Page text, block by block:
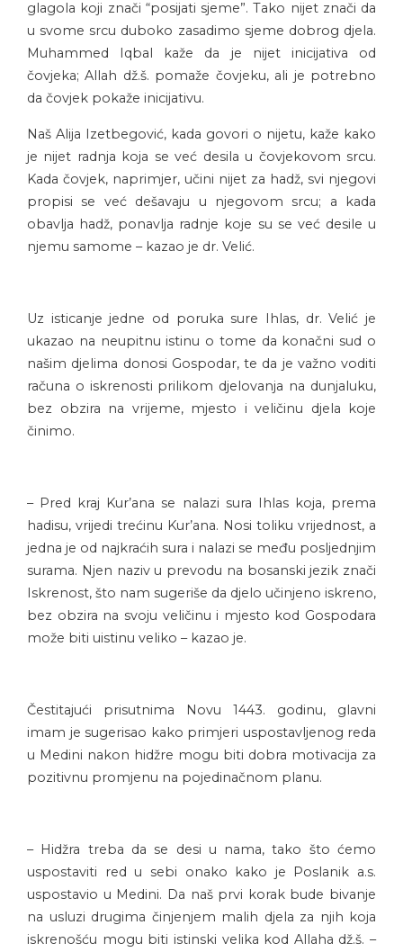
glagola koji znači “posijati sjeme”. Tako nijet znači da
u svome srcu duboko zasadimo sjeme dobrog djela.
Muhammed Iqbal kaže da je nijet inicijativa od
čovjeka; Allah dž.š. pomaže čovjeku, ali je potrebno
da čovjek pokaže inicijativu.
Naš Alija Izetbegović, kada govori o nijetu, kaže kako
je nijet radnja koja se već desila u čovjekovom srcu.
Kada čovjek, naprimjer, učini nijet za hadž, svi njegovi
propisi se već dešavaju u njegovom srcu; a kada
obavlja hadž, ponavlja radnje koje su se već desile u
njemu samome – kazao je dr. Velić.
Uz isticanje jedne od poruka sure Ihlas, dr. Velić je
ukazao na neupitnu istinu o tome da konačni sud o
našim djelima donosi Gospodar, te da je važno voditi
računa o iskrenosti prilikom djelovanja na dunjaluku,
bez obzira na vrijeme, mjesto i veličinu djela koje
činimo.
– Pred kraj Kur’ana se nalazi sura Ihlas koja, prema
hadisu, vrijedi trećinu Kur’ana. Nosi toliku vrijednost, a
jedna je od najkraćih sura i nalazi se među posljednjim
surama. Njen naziv u prevodu na bosanski jezik znači
Iskrenost, što nam sugeriše da djelo učinjeno iskreno,
bez obzira na svoju veličinu i mjesto kod Gospodara
može biti uistinu veliko – kazao je.
Čestitajući prisutnima Novu 1443. godinu, glavni
imam je sugerisao kako primjeri uspostavljenog reda
u Medini nakon hidžre mogu biti dobra motivacija za
pozitivnu promjenu na pojedinačnom planu.
– Hidžra treba da se desi u nama, tako što ćemo
uspostaviti red u sebi onako kako je Poslanik a.s.
uspostavio u Medini. Da naš prvi korak bude bivanje
na usluzi drugima činjenjem malih djela za njih koja
iskrenošću mogu biti istinski velika kod Allaha dž.š. –